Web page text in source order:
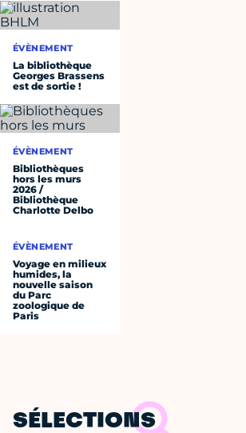
ÉVÈNEMENT
La bibliothèque
Georges Brassens
est de sortie !
ÉVÈNEMENT
Bibliothèques
hors les murs
2026 /
Bibliothèque
Charlotte Delbo
ÉVÈNEMENT
Voyage en milieux
humides, la
nouvelle saison
du Parc
zoologique de
Paris
SÉLECTIONS